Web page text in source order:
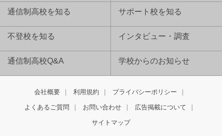
通信制高校を知る サポート校を知る
不登校を知る インタビュー・調査
通信制高校Q&A 学校からのお知らせ
会社概要 利用規約 プライバシーポリシー
よくあるご質問 お問い合わせ 広告掲載について
サイトマップ